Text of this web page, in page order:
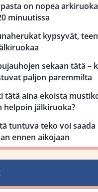
on nopea
minuutissa
kypsyvät,
sekaan tätä –
paljon paremmilta
tätä aina ekoista
helpoin jälkiruoka?
tuntuva teko voi saada
ennen aikojaan